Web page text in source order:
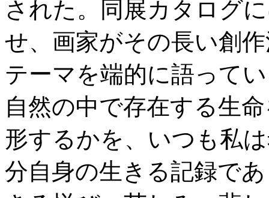
された。同展カタログ
せ、画家がその長い創
テーマを端的に語って
自然の中で存在する生
形するかを、いつも私
分自身の生きる記録で